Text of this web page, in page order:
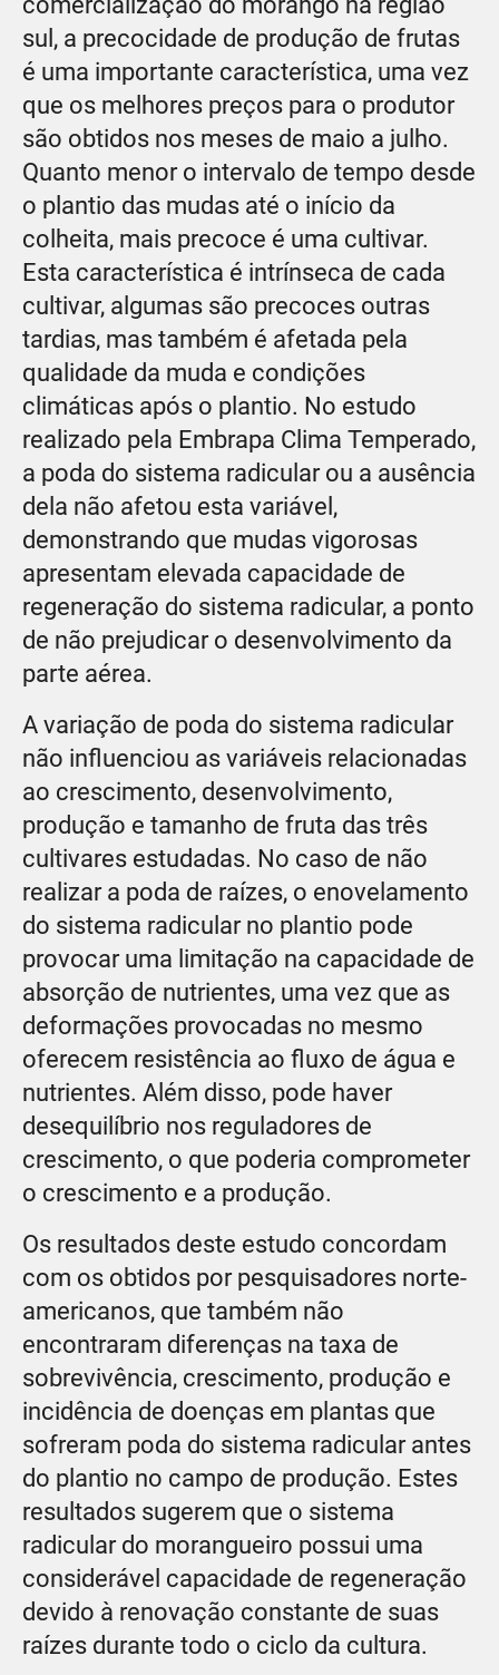
sul, a precocidade de produção de frutas
é uma importante característica, uma vez
que os melhores preços para o produtor
são obtidos nos meses de maio a julho.
Quanto menor o intervalo de tempo desde
o plantio das mudas até o início da
colheita, mais precoce é uma cultivar.
Esta característica é intrínseca de cada
cultivar, algumas são precoces outras
tardias, mas também é afetada pela
qualidade da muda e condições
climáticas após o plantio. No estudo
realizado pela Embrapa Clima Temperado,
a poda do sistema radicular ou a ausência
dela não afetou esta variável,
demonstrando que mudas vigorosas
apresentam elevada capacidade de
regeneração do sistema radicular, a ponto
de não prejudicar o desenvolvimento da
parte aérea.
A variação de poda do sistema radicular
não influenciou as variáveis relacionadas
ao crescimento, desenvolvimento,
produção e tamanho de fruta das três
cultivares estudadas. No caso de não
realizar a poda de raízes, o enovelamento
do sistema radicular no plantio pode
provocar uma limitação na capacidade de
absorção de nutrientes, uma vez que as
deformações provocadas no mesmo
oferecem resistência ao fluxo de água e
nutrientes. Além disso, pode haver
desequilíbrio nos reguladores de
crescimento, o que poderia comprometer
o crescimento e a produção.
Os resultados deste estudo concordam
com os obtidos por pesquisadores norte-
americanos, que também não
encontraram diferenças na taxa de
sobrevivência, crescimento, produção e
incidência de doenças em plantas que
sofreram poda do sistema radicular antes
do plantio no campo de produção. Estes
resultados sugerem que o sistema
radicular do morangueiro possui uma
considerável capacidade de regeneração
devido à renovação constante de suas
raízes durante todo o ciclo da cultura.